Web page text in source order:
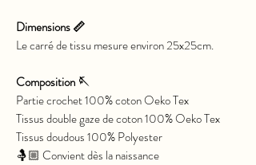
Dimensions 📏
Le carré de tissu mesure environ 25x25cm.
Composition 🪡
Partie crochet 100% coton Oeko Tex
Tissus double gaze de coton 100% Oeko Tex
Tissus doudous 100% Polyester
🤱🏼 Convient dès la naissance